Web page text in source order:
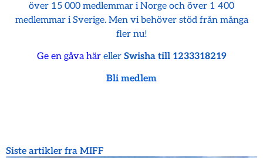
över 15 000 medlemmar i Norge och över 1 400
medlemmar i Sverige. Men vi behöver stöd från många
fler nu!
Ge en gåva häreller Swisha till 1233318219
Bli medlem
Siste artikler fra MIFF